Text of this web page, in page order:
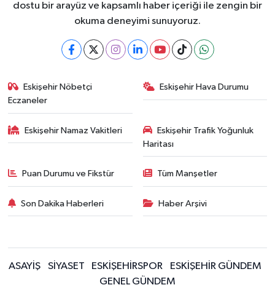
dostu bir arayüz ve kapsamlı haber içeriği ile zengin bir
okuma deneyimi sunuyoruz.
Eskişehir Nöbetçi
Eczaneler
Eskişehir Hava Durumu
Eskişehir Namaz Vakitleri
Eskişehir Trafik Yoğunluk
Haritası
Puan Durumu ve Fikstür Tüm Manşetler
Son Dakika Haberleri Haber Arşivi
ASAYİŞ SİYASET ESKİŞEHİRSPOR
ESKİŞEHİR GÜNDEM
GENEL GÜNDEM